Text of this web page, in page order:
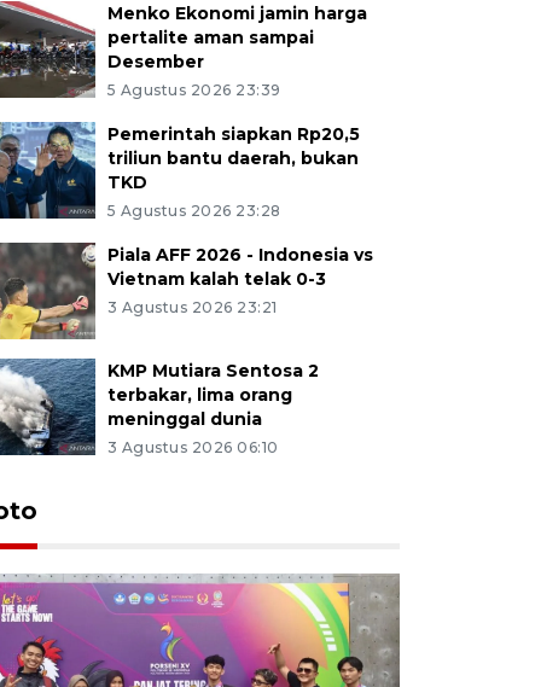
Menko Ekonomi jamin harga
pertalite aman sampai
Desember
5 Agustus 2026 23:39
Pemerintah siapkan Rp20,5
triliun bantu daerah, bukan
TKD
5 Agustus 2026 23:28
Piala AFF 2026 - Indonesia vs
Vietnam kalah telak 0-3
3 Agustus 2026 23:21
KMP Mutiara Sentosa 2
terbakar, lima orang
meninggal dunia
3 Agustus 2026 06:10